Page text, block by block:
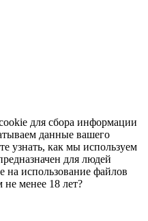
для сбора информации
данные вашего
узнать, как мы используем
для людей
на использование файлов
не менее 18 лет?